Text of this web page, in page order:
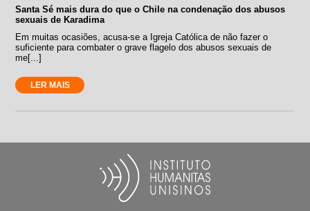
Santa Sé mais dura do que o Chile na condenação dos abusos
sexuais de Karadima
Em muitas ocasiões, acusa-se a Igreja Católica de não fazer o
suficiente para combater o grave flagelo dos abusos sexuais de
me[...]
LER MAIS